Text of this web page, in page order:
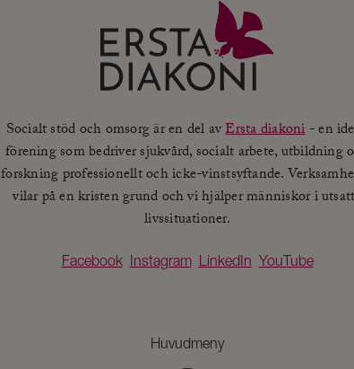
Socialt stöd och omsorg är en del avErsta diakoni- en
förening som bedriver sjukvård, socialt arbete, utbildning
forskning professionellt och icke-vinstsyftande.
vilar på en kristen grund och vi hjälper människor i
livssituationer.
Facebook Instagram LinkedIn YouTube
Huvudmeny